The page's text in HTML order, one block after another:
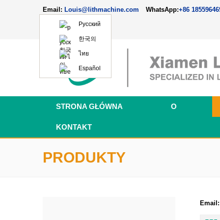
Email: Louis@lithmachine.com WhatsApp:+86
Русский
한국의
ไทย
Español
STRONA GŁÓWNA O
KONTAKT
PRODUKTY
Email: